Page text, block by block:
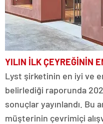
YILIN İLKÇEYREĞİNİN
Lyst şirketinin en iyi ve
belirlediği raporunda
sonuçlar yayınlandı. Bu
müşterinin çevrimiçi